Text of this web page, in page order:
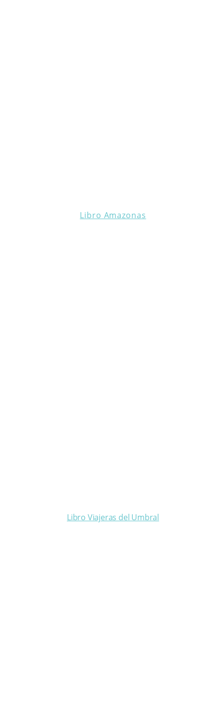
Libro Amazonas
Libro Viajeras del Umbral